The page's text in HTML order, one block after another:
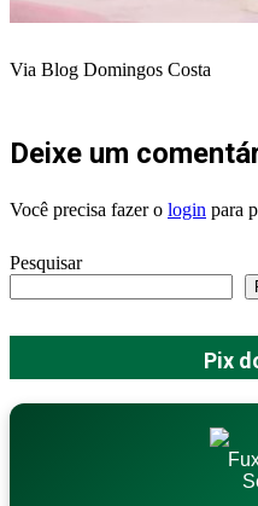
Via Blog Domingos Costa
Deixe um
Você precisa fazer o login para
Pesquisar
Pix